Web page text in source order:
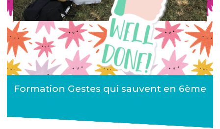
Formation Gestes qui sauvent en 6ème